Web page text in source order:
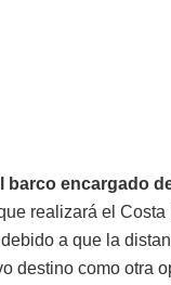
barco encargado
realizará el
a que la
destino como otra